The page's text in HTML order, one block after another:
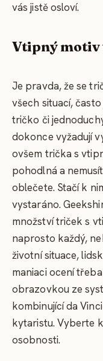
vás jistě osloví.
Vtipný motiv
Je pravda, že se
všech situací,
tričko či
dokonce vyžadují
ovšem trička s
pohodlná a
oblečete. Stačí k
vystaráno.
množství triček s
naprosto každý,
životní situace,
maniaci ocení
obrazovkou ze
kombinující da
kytaristu. Vyberte
osobnosti.